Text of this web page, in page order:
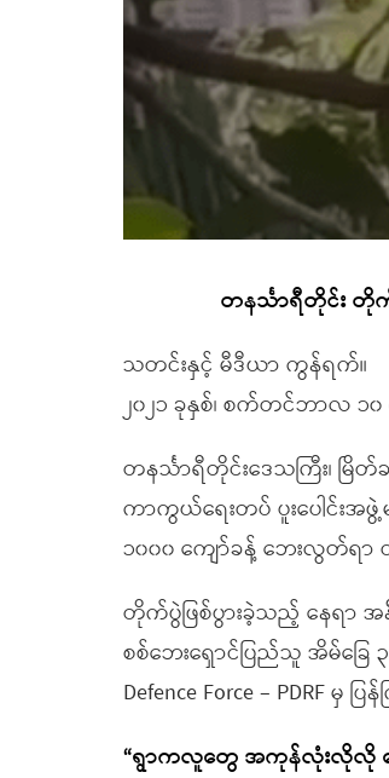
တနင်္သာရီတိုင်း တိုက်
သတင်းနှင့် မီဒီယာ ကွန်ရက်။
၂၀၂၁ ခုနှစ်၊ စက်တင်ဘာလ ၁
တနင်္သာရီတိုင်းဒေသကြီး၊ မြိ
ကာကွယ်ရေးတပ် ပူးပေါင်းအ
၁၀၀၀ ကျော်ခန့် ဘေးလွတ်ရာ
တိုက်ပွဲဖြစ်ပွားခဲ့သည့် နေရာ အနီ
စစ်ဘေးရှောင်ပြည်သူ အိမ်ခြေ
Defence Force – PDRF
“ရွာကလူတွေ အကုန်လုံးလိုလို ကြ